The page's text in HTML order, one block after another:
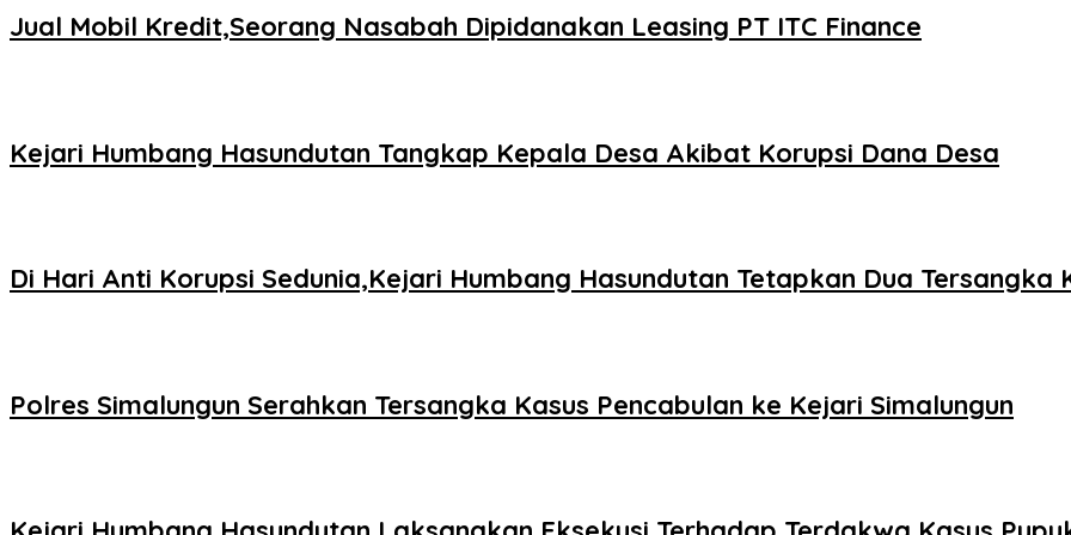
Jual Mobil Kredit,Seorang Nasabah Dipidanakan Leasing PT ITC Finance
Kejari Humbang Hasundutan Tangkap Kepala Desa Akibat Korupsi Dana Desa
Di Hari Anti Korupsi Sedunia,Kejari Humbang Hasundutan Tetapkan Dua Tersangka
Polres Simalungun Serahkan Tersangka Kasus Pencabulan ke Kejari Simalungun